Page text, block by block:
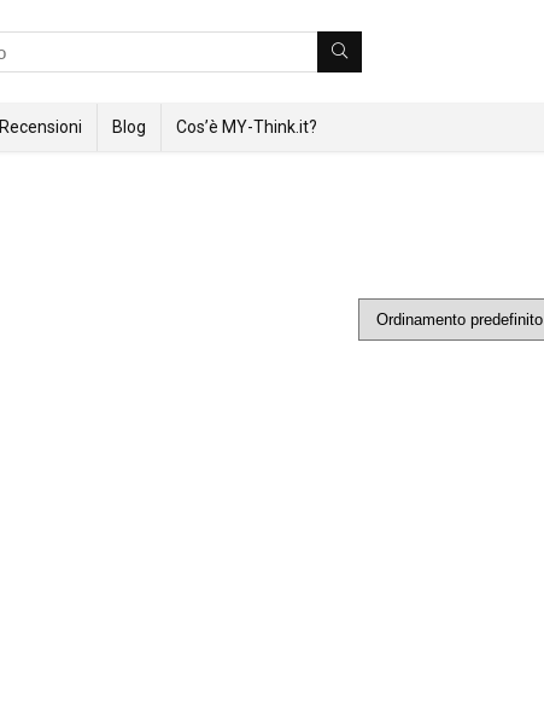
Recensioni Blog Cos’è MY-Think.it?